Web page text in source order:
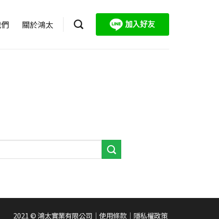
關於鴻太
2021 © 鴻太實業有限公司 ｜ 使用條款｜ 隱私權政策